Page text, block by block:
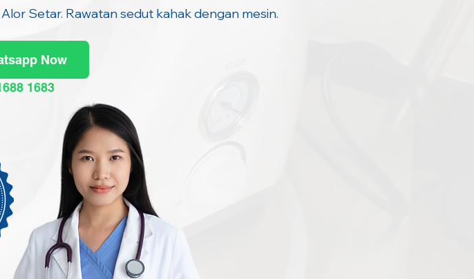
Setar. Rawatan sedut kahak dengan mesin.
Now
1683